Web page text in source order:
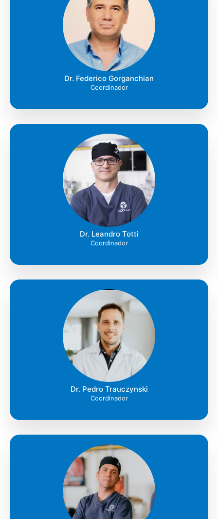
Dr. Federico Gorganchian
Coordinador
Dr. Leandro Totti
Coordinador
Dr. Pedro Trauczynski
Coordinador